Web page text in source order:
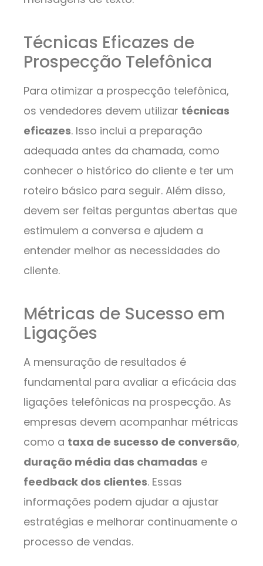
Técnicas Eficazes de
Prospecção Telefônica
Para otimizar a prospecção telefônica,
os vendedores devem utilizar técnicas
eficazes. Isso inclui a preparação
adequada antes da chamada, como
conhecer o histórico do cliente e ter um
roteiro básico para seguir. Além disso,
devem ser feitas perguntas abertas que
estimulem a conversa e ajudem a
entender melhor as necessidades do
cliente.
Métricas de Sucesso em
Ligações
A mensuração de resultados é
fundamental para avaliar a eficácia das
ligações telefônicas na prospecção. As
empresas devem acompanhar métricas
como a taxa de sucesso de conversão,
duração média das chamadas e
feedback dos clientes. Essas
informações podem ajudar a ajustar
estratégias e melhorar continuamente o
processo de vendas.